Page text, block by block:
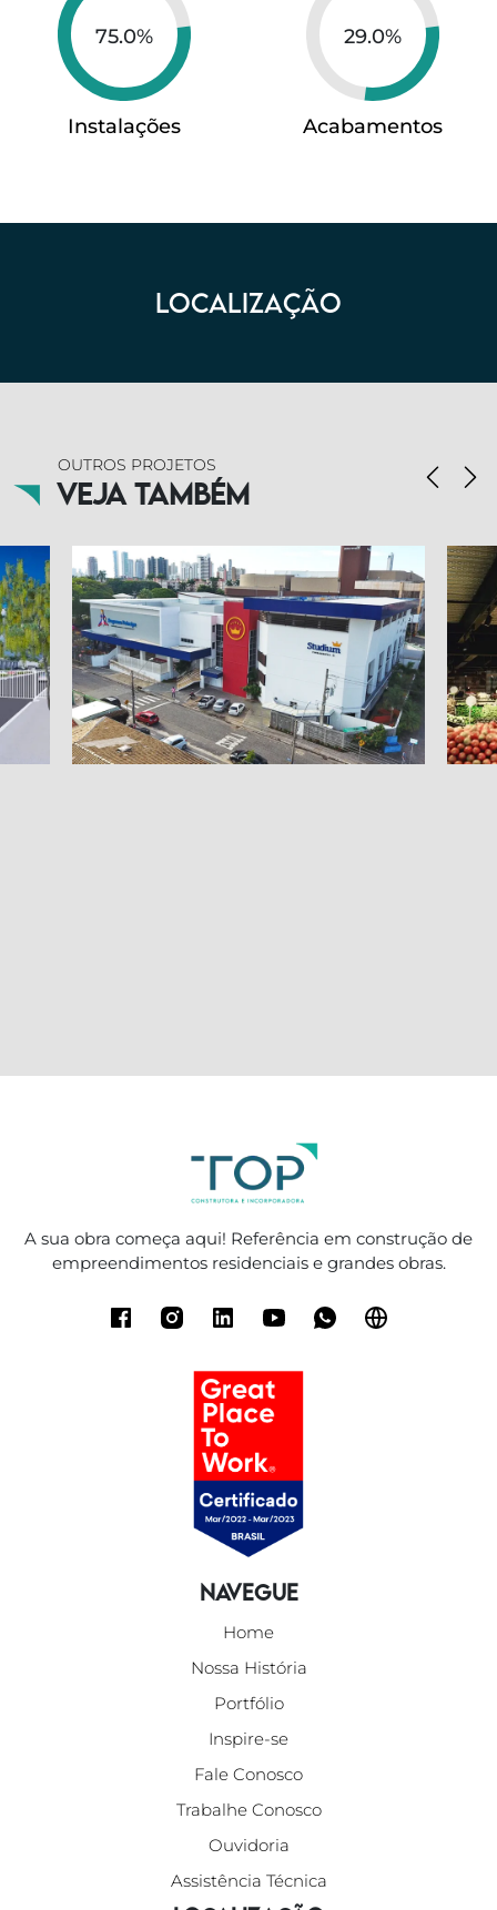
75.0%
Instalações
29.0%
Acabamentos
LOCALIZAÇÃO
OUTROS PROJETOS
Veja também
A sua obra começa aqui! Referência em construção de
empreendimentos residenciais e grandes obras.
Navegue
Home
Nossa História
Portfólio
Inspire-se
Fale Conosco
Trabalhe Conosco
Ouvidoria
Assistência Técnica